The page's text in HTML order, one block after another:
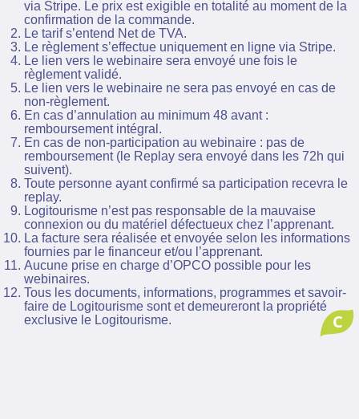
via Stripe. Le prix est exigible en totalité au moment de la
confirmation de la commande.
Le tarif s’entend Net de TVA.
Le règlement s’effectue uniquement en ligne via Stripe.
Le lien vers le webinaire sera envoyé une fois le
règlement validé.
Le lien vers le webinaire ne sera pas envoyé en cas de
non-règlement.
En cas d’annulation au minimum 48 avant :
remboursement intégral.
En cas de non-participation au webinaire : pas de
remboursement (le Replay sera envoyé dans les 72h qui
suivent).
Toute personne ayant confirmé sa participation recevra le
replay.
Logitourisme n’est pas responsable de la mauvaise
connexion ou du matériel défectueux chez l’apprenant.
La facture sera réalisée et envoyée selon les informations
fournies par le financeur et/ou l’apprenant.
Aucune prise en charge d’OPCO possible pour les
webinaires.
Tous les documents, informations, programmes et savoir-
faire de Logitourisme sont et demeureront la propriété
exclusive le Logitourisme.
C